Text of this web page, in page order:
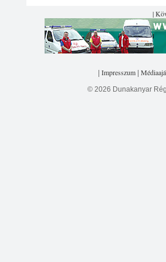
|
|Impresszum |
© 2026 Dunakanyar